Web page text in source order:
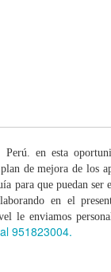
Perú. en esta
de mejora de los
para que puedan ser
en el
le enviamos
951823004.